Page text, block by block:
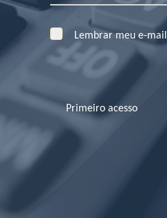
Lembrar meu e-mail
Primeiro acesso